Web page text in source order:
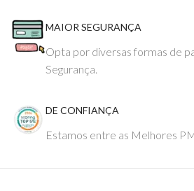
MAIOR SEGURANÇA
Opta por diversas formas de
Segurança.
DE CONFIANÇA
Estamos entre as Melhores